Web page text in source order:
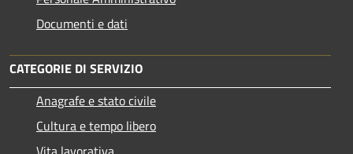
Documenti e dati
CATEGORIE DI SERVIZIO
Anagrafe e stato civile
Cultura e tempo libero